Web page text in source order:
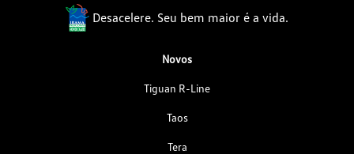
Desacelere. Seu bem maior é a vida.
Novos
Tiguan R-Line
Taos
Tera